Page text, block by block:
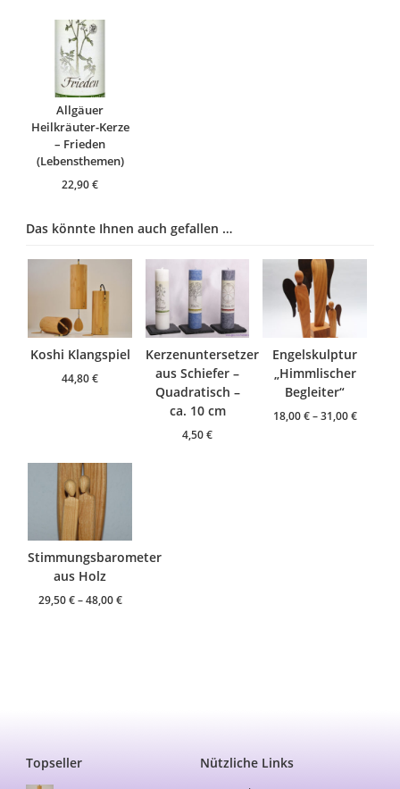
Allgäuer
Heilkräuter-Kerze
– Frieden
(Lebensthemen)
22,90€
Das könnte Ihnen auch gefallen …
Koshi Klangspiel
44,80€
Kerzenuntersetzer
aus Schiefer –
Quadratisch –
ca. 10 cm
4,50€
Engelskulptur
„Himmlischer
Begleiter“
18,00€–31,00€
Stimmungsbarometer
aus Holz
29,50€–48,00€
Topseller Nützliche Links